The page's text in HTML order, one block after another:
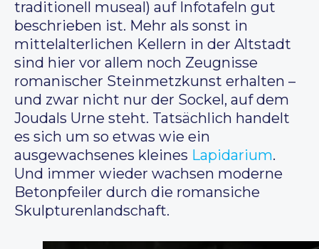
traditionell museal) auf Infotafeln gut
beschrieben ist. Mehr als sonst in
mittelalterlichen Kellern in der Altstadt
sind hier vor allem noch Zeugnisse
romanischer Steinmetzkunst erhalten –
und zwar nicht nur der Sockel, auf dem
Joudals Urne steht. Tatsächlich handelt
es sich um so etwas wie ein
ausgewachsenes kleines Lapidarium.
Und immer wieder wachsen moderne
Betonpfeiler durch die romansiche
Skulpturenlandschaft.